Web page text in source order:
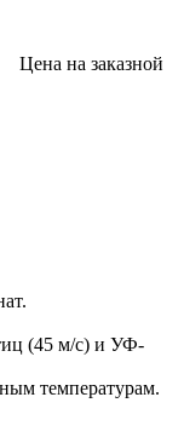
Цена на заказной
(45 м/с) и УФ-
температурам.